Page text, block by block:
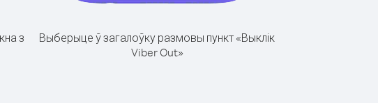
з
Выберыце ў загалоўку размовы пункт «Выклік
Viber Out»